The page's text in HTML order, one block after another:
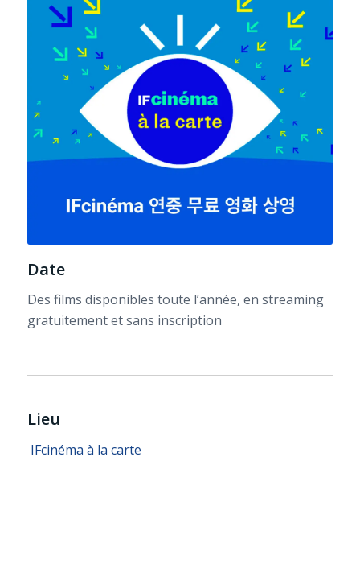
Date
Des films disponibles toute l’année, en streaming
gratuitement et sans inscription
Lieu
IFcinéma à la carte